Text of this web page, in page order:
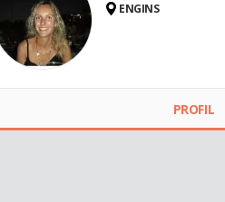
ENGINS
PROFIL